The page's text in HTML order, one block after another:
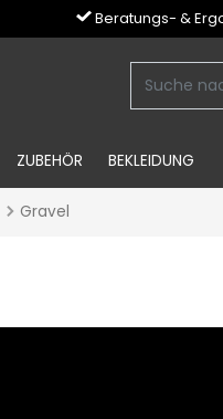
Beratungs- &
ZUBEHÖR BEKLEIDUNG
Gravel